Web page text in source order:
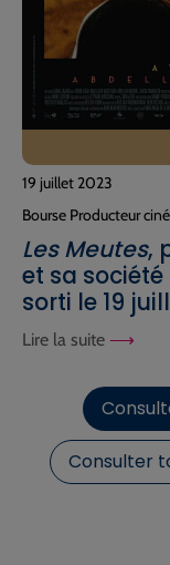
19 juillet 2023
Bourse Producteur
Les Meutes,
et sa
sorti le 19
Lire la suite
Consulter